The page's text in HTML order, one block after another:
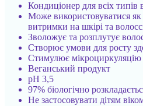
Кондиціонер для всіх типів
Може використовуватися
витримки на шкірі та
Зволожує та розплутує
Створює умови для росту
Стимулює мікроциркуляцію
Веганський продукт
рН 3,5
97% біологічно
Не застосовувати дітям